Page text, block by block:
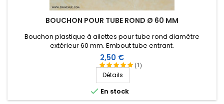
BOUCHON POUR TUBE ROND Ø 60 MM
(1)
Bouchon plastique à ailettes pour tube rond diamètre
extérieur 60 mm. Embout tube entrant.
Prix
2,50 €
Détails
 En stock